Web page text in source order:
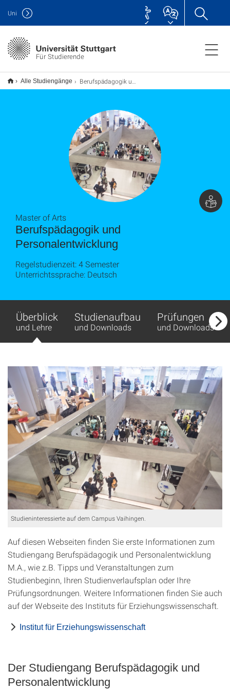
Für Studierende
Uni
Alle Studiengänge Berufspädagogik und Personalentwicklung M.A.
Berufspädagogik und
Personalentwicklung
Master of Arts
Regelstudienzeit: 4 Semester
Unterrichtssprache: Deutsch
Überblick
und Lehre
Studienaufbau
und Downloads
Prüfungen
und Downloads
Studieninteressierte auf dem Campus Vaihingen.
Auf diesen Webseiten finden Sie erste Informationen zum
Studiengang Berufspädagogik und Personalentwicklung
M.A., wie z.B. Tipps und Veranstaltungen zum
Studienbeginn, Ihren Studienverlaufsplan oder Ihre
Prüfungsordnungen. Weitere Informationen finden Sie auch
auf der Webseite des Instituts für Erziehungswissenschaft.
Institut für Erziehungswissenschaft
Der Studiengang Berufspädagogik und
Personalentwicklung